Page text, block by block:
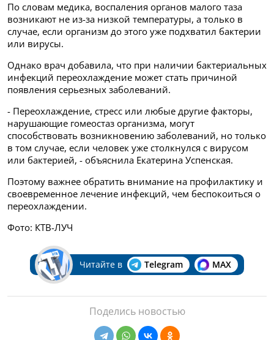
По словам медика, воспаления органов малого таза
возникают не из-за низкой температуры, а только в
случае, если организм до этого уже подхватил бактерии
или вирусы.
Однако врач добавила, что при наличии бактериальных
инфекций переохлаждение может стать причиной
появления серьезных заболеваний.
- Переохлаждение, стресс или любые другие факторы,
нарушающие гомеостаз организма, могут
способствовать возникновению заболеваний, но только
в том случае, если человек уже столкнулся с вирусом
или бактерией, - объяснила Екатерина Успенская.
Поэтому важнее обратить внимание на профилактику и
своевременное лечение инфекций, чем беспокоиться о
переохлаждении.
Фото: КТВ-ЛУЧ
Читайте в Telegram MAX
Поделись новостью